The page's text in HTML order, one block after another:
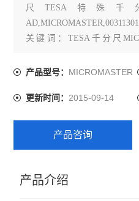
佐藤SATO
瑞士TETKO
横河YOKOGAWA
赛发SEFAR
新宝SHIMPO
尺TESA特殊千分
关键词：TESA千分尺
产品型号： MICROMASTER
更新时间：2015-09-14
产品咨询
产品介绍